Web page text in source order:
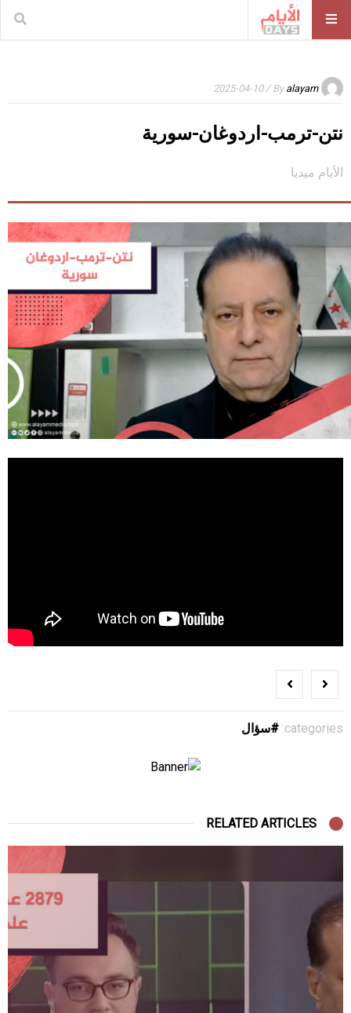
By alayam
/ 2025-04-10
نتن-ترمب-اردوغان-سورية
الأيام ميديا
categories: سؤال
RELATED ARTICLES